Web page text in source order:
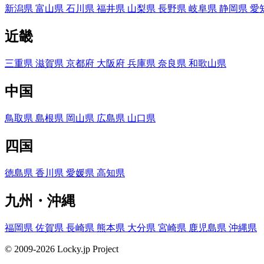
新潟県 富山県 石川県 福井県 山梨県 長野県 岐阜県 静岡県 愛
近畿
三重県 滋賀県 京都府 大阪府 兵庫県 奈良県 和歌山県
中国
鳥取県 島根県 岡山県 広島県 山口県
四国
徳島県 香川県 愛媛県 高知県
九州・沖縄
福岡県 佐賀県 長崎県 熊本県 大分県 宮崎県 鹿児島県 沖縄県
© 2009-2026 Locky.jp Project